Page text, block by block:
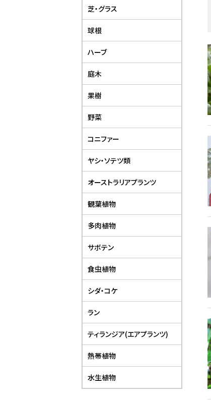
芝・グラス
球根
ハーブ
庭木
果樹
野菜
コニファー
ヤシ・ソテツ類
オーストラリアプランツ
観葉植物
多肉植物
サボテン
食虫植物
シダ・コケ
ラン
ティランジア(エアプランツ)
熱帯植物
水生植物